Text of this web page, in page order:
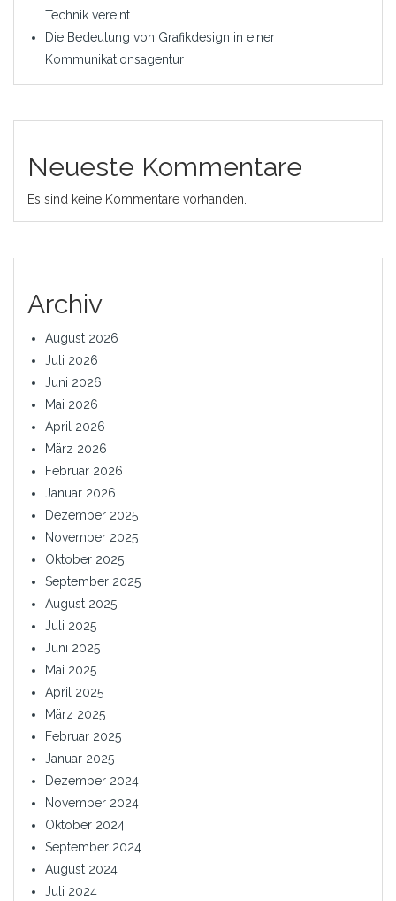
Technik vereint
Die Bedeutung von Grafikdesign in einer
Kommunikationsagentur
Neueste Kommentare
Es sind keine Kommentare vorhanden.
Archiv
August 2026
Juli 2026
Juni 2026
Mai 2026
April 2026
März 2026
Februar 2026
Januar 2026
Dezember 2025
November 2025
Oktober 2025
September 2025
August 2025
Juli 2025
Juni 2025
Mai 2025
April 2025
März 2025
Februar 2025
Januar 2025
Dezember 2024
November 2024
Oktober 2024
September 2024
August 2024
Juli 2024